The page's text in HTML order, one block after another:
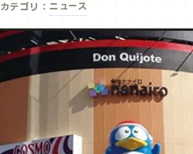
カテゴリ： ニュース